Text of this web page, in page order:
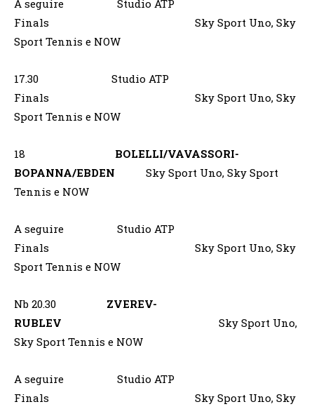
A seguire Studio ATP
Finals Sky Sport Uno, Sky
Sport Tennis e NOW
17.30 Studio ATP
Finals Sky Sport Uno, Sky
Sport Tennis e NOW
18 BOLELLI/VAVASSORI-
BOPANNA/EBDEN Sky Sport Uno, Sky Sport
Tennis e NOW
A seguire Studio ATP
Finals Sky Sport Uno, Sky
Sport Tennis e NOW
Nb 20.30 ZVEREV-
RUBLEV Sky Sport Uno,
Sky Sport Tennis e NOW
A seguire Studio ATP
Finals Sky Sport Uno, Sky